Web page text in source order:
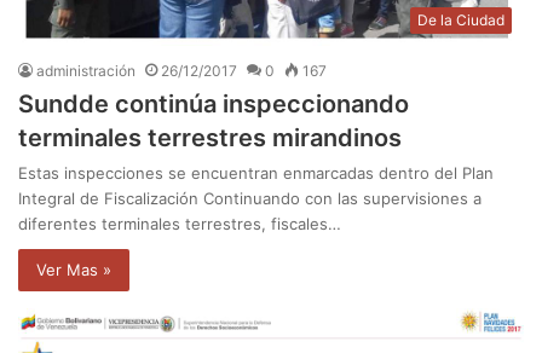
De la Ciudad
administración 26/12/2017 0 167
Sundde continúa inspeccionando
terminales terrestres mirandinos
Estas inspecciones se encuentran enmarcadas dentro del Plan
Integral de Fiscalización Continuando con las supervisiones a
diferentes terminales terrestres, fiscales…
Ver Mas »